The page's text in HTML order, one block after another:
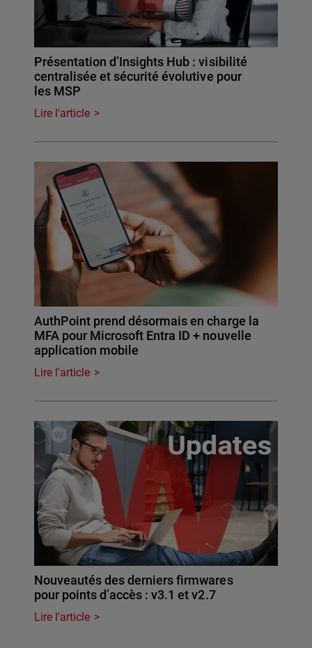
Présentation d’Insights Hub : visibilité
centralisée et sécurité évolutive pour
les MSP
Lire l'article
AuthPoint prend désormais en charge la
MFA pour Microsoft Entra ID + nouvelle
application mobile
Lire l'article
Nouveautés des derniers firmwares
pour points d’accès : v3.1 et v2.7
Lire l'article